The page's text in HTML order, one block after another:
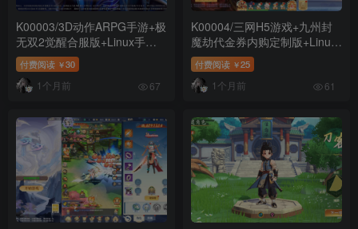
K00003/3D动作ARPG手游+极
无双2觉醒合服版+Linux手工
服务端+本地注册+CDK授权后
台+安卓+详细搭建教程+教程
演示
付费阅读 ￥30
1个月前 67
K00004/三网H5游戏+九州封
魔劫代金券内购定制版+Linux
手工服务端+管理后台+GM授
权后台+详细搭建教程+教程演
示
付费阅读 ￥25
1个月前 61